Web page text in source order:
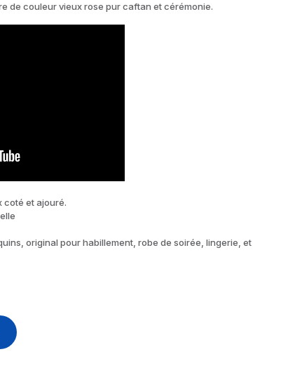
de couleur vieux rose pur caftan et cérémonie.
coté et ajouré.
original pour habillement, robe de soirée, lingerie, et